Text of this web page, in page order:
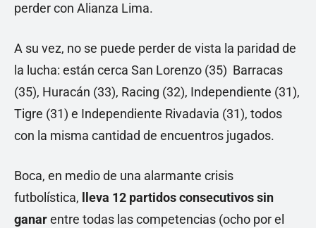
perder con Alianza Lima.
A su vez, no se puede perder de vista la paridad de
la lucha: están cerca San Lorenzo (35) Barracas
(35), Huracán (33), Racing (32), Independiente (31),
Tigre (31) e Independiente Rivadavia (31), todos
con la misma cantidad de encuentros jugados.
Boca, en medio de una alarmante crisis
futbolística,
lleva 12 partidos consecutivos sin
ganarentre todas las competencias (ocho por el